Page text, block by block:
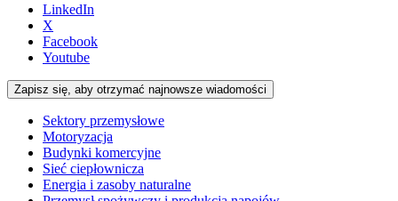
LinkedIn
X
Facebook
Youtube
Zapisz się, aby otrzymać najnowsze wiadomości
Sektory przemysłowe
Motoryzacja
Budynki komercyjne
Sieć ciepłownicza
Energia i zasoby naturalne